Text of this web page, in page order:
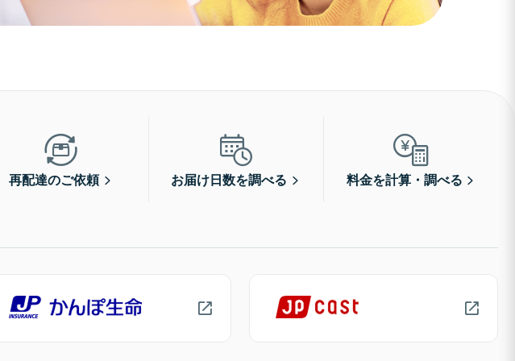
再配達のご依頼 お届け日数を調べる 料金を計算・調べる